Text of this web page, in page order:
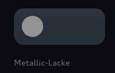
Metallic-Lacke